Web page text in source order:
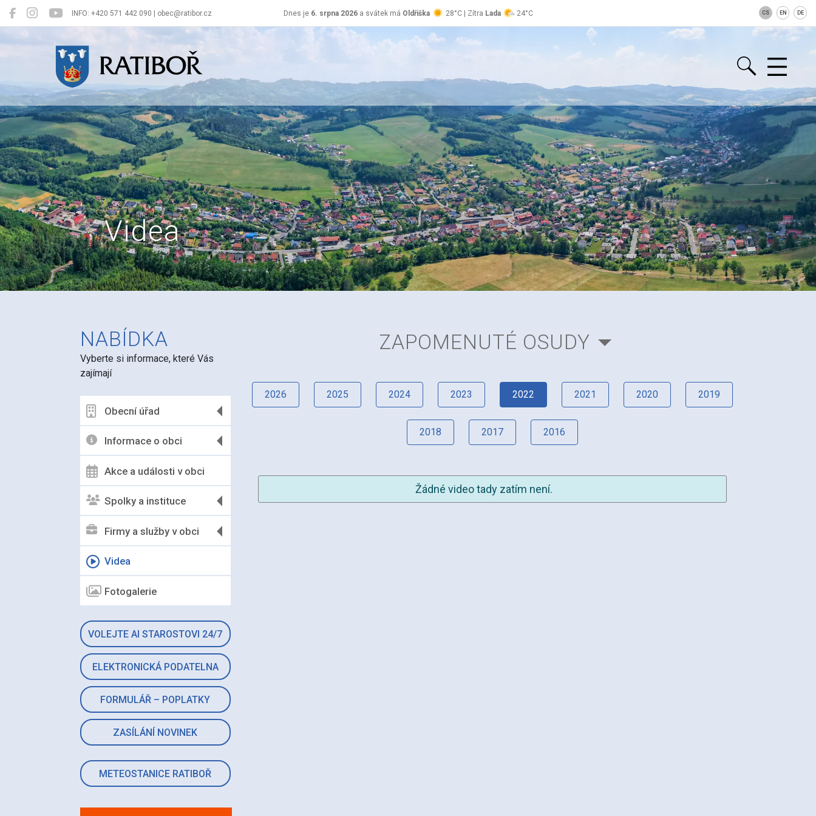
INFO: +420 571 442 090 | obec@ratibor.cz Dnes je 6. srpna 2026a svátek má Oldřiška 28°C | Zítra Lada 24°C CS EN DE
Ratiboř
Videa
NABÍDKA
Vyberte si informace, které Vás
zajímají
Obecní úřad
Informace o obci
Akce a události v obci
Spolky a instituce
Firmy a služby v obci
Videa
Fotogalerie
VOLEJTE AI STAROSTOVI 24/7
ELEKTRONICKÁ PODATELNA
FORMULÁŘ – POPLATKY
ZASÍLÁNÍ NOVINEK
METEOSTANICE RATIBOŘ
ZAPOMENUTÉ OSUDY
2026 2025 2024 2023 2022 2021 2020 2019
2018 2017 2016
Žádné video tady zatím není.